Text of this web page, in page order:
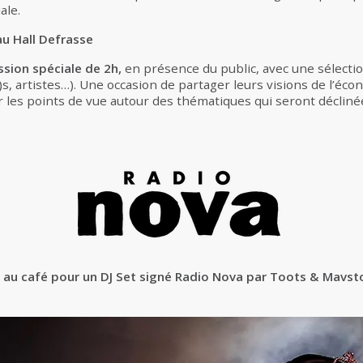
Hall Defrasse
spéciale de 2h, en présence du public, avec une
artistes…). Une occasion de partager leurs visions de
points de vue autour des thématiques qui seront
au café pour un DJ Set signé Radio Nova par Toots &